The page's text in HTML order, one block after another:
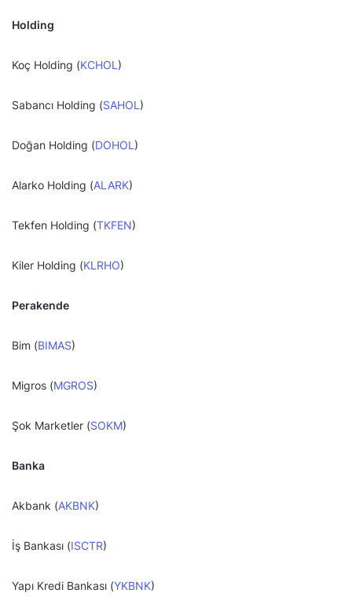
Holding
Koç Holding (KCHOL )
Sabancı Holding (SAHOL )
Doğan Holding (DOHOL )
Alarko Holding (ALARK)
Tekfen Holding (TKFEN)
Kiler Holding (KLRHO)
Perakende
Bim (BIMAS)
Migros (MGROS)
Şok Marketler (SOKM)
Banka
Akbank (AKBNK)
İş Bankası (ISCTR)
Yapı Kredi Bankası (YKBNK)